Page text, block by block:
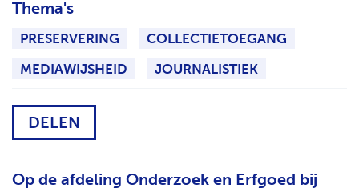
Thema's
PRESERVERING
COLLECTIETOEGANG
MEDIAWIJSHEID
JOURNALISTIEK
DELEN
Op de afdeling Onderzoek en Erfgoed bij